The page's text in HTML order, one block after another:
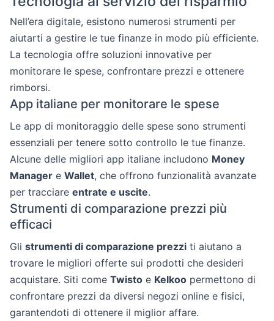
Nell’era digitale, esistono numerosi strumenti per
aiutarti a gestire le tue finanze in modo più efficiente.
La tecnologia offre soluzioni innovative per
monitorare le spese, confrontare prezzi e ottenere
rimborsi.
App italiane per monitorare le spese
Le app di monitoraggio delle spese sono strumenti
essenziali per tenere sotto controllo le tue finanze.
Alcune delle migliori app italiane includono Money
Manager e Wallet, che offrono funzionalità avanzate
per tracciare entrate e uscite.
Strumenti di comparazione prezzi più
efficaci
Gli strumenti di comparazione prezzi ti aiutano a
trovare le migliori offerte sui prodotti che desideri
acquistare. Siti come Twisto e Kelkoo permettono di
confrontare prezzi da diversi negozi online e fisici,
garantendoti di ottenere il miglior affare.